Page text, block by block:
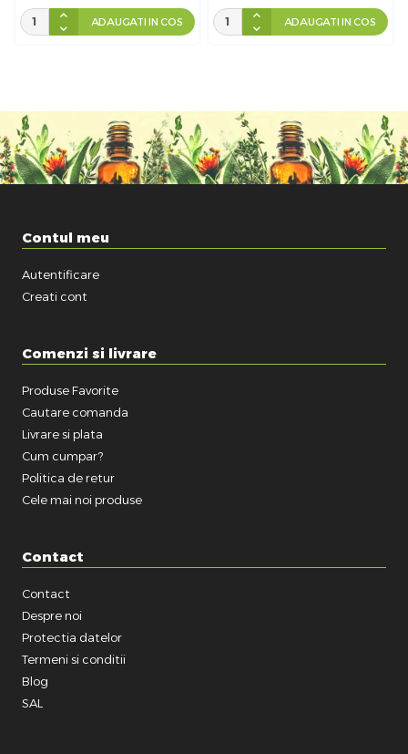
ADAUGATI IN COS ADAUGATI IN COS
Contul meu
Autentificare
Creati cont
Comenzi si livrare
Produse Favorite
Cautare comanda
Livrare si plata
Cum cumpar?
Politica de retur
Cele mai noi produse
Contact
Contact
Despre noi
Protectia datelor
Termeni si conditii
Blog
SAL